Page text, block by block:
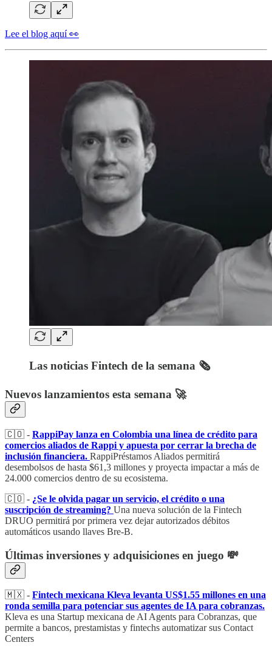
Lee el blog aquí 👀
Las noticias Fintech de la semana 🗞️
Nuevos lanzamientos esta semana 🚀
🇨🇴 - RappiPay lanza en Colombia una línea de crédito para
comercios aliados de Rappi y apuesta por cerrar la brecha de
inclusión financiera. RappiPréstamos Aliados permitirá
desembolsos de hasta $61,3 millones y proyecta impactar a más de
24.000 comercios dentro de su ecosistema.
🇨🇴 - ¿Se le olvida pagar un servicio, el crédito o una
suscripción de streaming? Una nueva solución de la Fintech
DRUO permitirá por primera vez dejar autorizados débitos
automáticos usando llaves Bre-B.
Últimas inversiones y adquisiciones en juego 💸
🇲🇽 - Fintech mexicana Kleva levanta US$1.55 millones en una
ronda semilla para potenciar sus agentes de IA para cobranzas.
Kleva es una Startup mexicana de AI Agents para Cobranzas, que
permite a bancos, prestamistas y fintechs automatizar sus Contact
Centers